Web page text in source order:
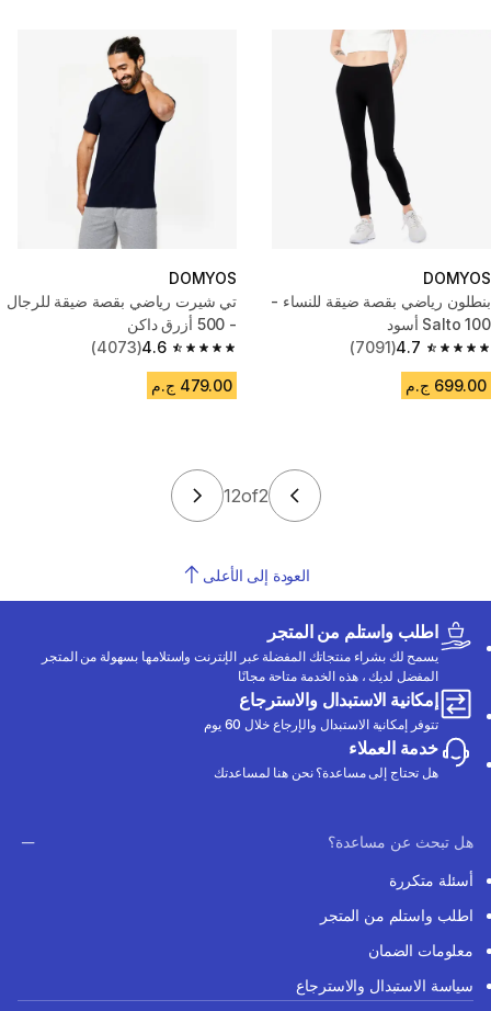
DOMYOS
بنطلون رياضي بقصة ضيقة للنساء -
100 Salto أسود
4.7
4.7 out of 5 stars from 7091 reviews
(7091)
699.00 ج.م
DOMYOS
تي شيرت رياضي بقصة ضيقة للرجال
- 500 أزرق داكن
4.6
4.6 out of 5 stars from 4073 reviews
(4073)
479.00 ج.م
2
of
12
العودة إلى الأعلى
اطلب واستلم من المتجر
يسمح لك بشراء منتجاتك المفضلة عبر الإنترنت واستلامها بسهولة من المتجر
المفضل لديك ، هذه الخدمة متاحة مجانًا
إمكانية الاستبدال والاسترجاع
تتوفر إمكانية الاستبدال والإرجاع خلال 60 يوم
خدمة العملاء
هل تحتاج إلى مساعدة؟ نحن هنا لمساعدتك
هل تبحث عن مساعدة؟
أسئلة متكررة
اطلب واستلم من المتجر
معلومات الضمان
سياسة الاستبدال والاسترجاع